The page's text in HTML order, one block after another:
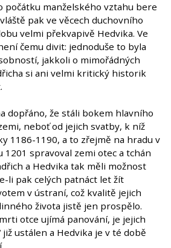
počátku manželského vztahu bere
pak ve věcech duchovního
velmi překvapivě Hedvika. Ve
čemu divit: jednoduše to byla
jakkoli o mimořádných
si ani velmi kritický historik
dopřáno, že stáli bokem hlavního
neboť od jejich svatby, k níž
1186-1190, a to zřejmě na hradu v
1201 spravoval zemi otec a tchán
a Hedvika tak měli možnost
li pak celých patnáct let žít
v ústraní, což kvalitě jejich
života jistě jen prospělo.
otce ujímá panování, je jejich
již ustálen a Hedvika je v té době